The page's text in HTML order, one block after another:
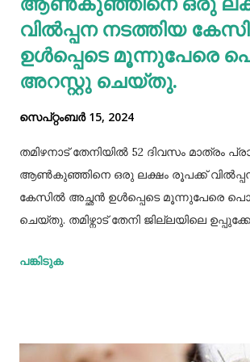
വില്‍പ്പന നടത്തിയ
ഉള്‍പ്പെടെ മൂന്നുപേരെ
അറസ്റ്റു ചെയ്തു.
സെപ്റ്റംബർ 15, 2024
തമിഴനാട് തേനിയില്‍ 52 ദിവസം മാത്രം
ആണ്‍കുഞ്ഞിനെ ഒരു ലക്ഷം രൂപക്ക്
കേസില്‍ അച്ഛൻ ഉള്‍പ്പെടെ മൂന്നുപേരെ
ചെയ്തു. തമിഴ്നാട് തേനി ജില്ലയിലെ
സ്വദേശികളായ ദമ്ബതികളുമാണ്
സമയവും മദ്യലഹരിയിലും. തന്‍റെ
പങ്കിടുക